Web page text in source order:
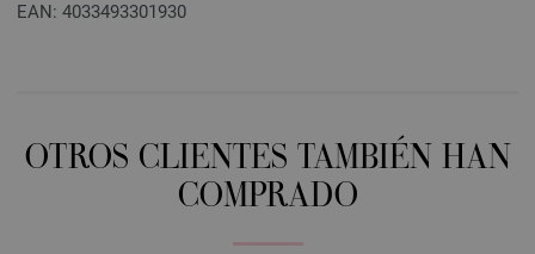
EAN: 4033493301930
OTROS CLIENTES TAMBIÉN HAN
COMPRADO